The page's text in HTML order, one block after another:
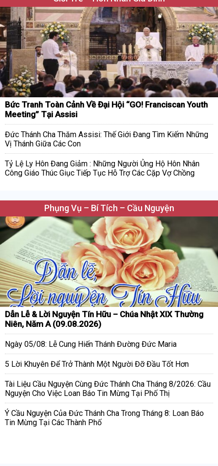
Bức Tranh Toàn Cảnh Về Đại Hội “GO! Franciscan Youth
Meeting” Tại Assisi
Đức Thánh Cha Thăm Assisi: Thế Giới Đang Tìm Kiếm Những
Vị Thánh Giữa Các Con
Tỷ Lệ Ly Hôn Đang Giảm : Những Người Ủng Hộ Hôn Nhân
Công Giáo Thúc Giục Tiếp Tục Hỗ Trợ Các Cặp Vợ Chồng
Phụng Vụ – Bí Tích – Cầu Nguyện
Dẫn Lễ & Lời Nguyện Tín Hữu – Chúa Nhật XIX Thường
Niên, Năm A (09.08.2026)
Ngày 05/08: Lễ Cung Hiến Thánh Đường Đức Maria
5 Lời Khuyên Để Trở Thành Một Người Đỡ Đầu Tốt Hơn
Tài Liệu Cầu Nguyện Cùng Đức Thánh Cha Tháng 8/2026: Cầu
Nguyện Cho Việc Loan Báo Tin Mừng Tại Phố Thị
Ý Cầu Nguyện Của Đức Thánh Cha Trong Tháng 8: Loan Báo
Tin Mừng Tại Các Thành Phố